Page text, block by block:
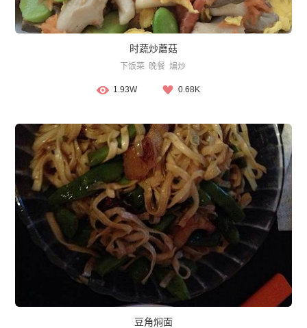
时蔬炒蘑菇
下饭菜 晚餐 煸炒
1.93W 0.68K
豆角焖面